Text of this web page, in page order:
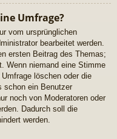
Umfrage?
vom ursprünglichen
bearbeitet werden.
ersten Beitrag des Themas;
Wenn niemand eine Stimme
löschen oder die
schon ein Benutzer
noch von Moderatoren oder
Dadurch soll die
werden.